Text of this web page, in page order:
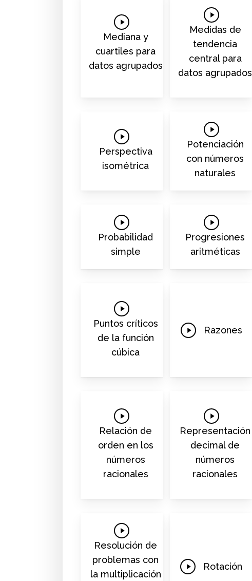
Play
Video
Mediana y
cuartiles para
datos agrupados
Play
Video
Medidas de
tendencia
central para
datos agrupados
Play
Video
Perspectiva
isométrica
Play
Video
Potenciación
con números
naturales
Play
Video
Probabilidad
simple
Play
Video
Progresiones
aritméticas
Play
Video
Puntos críticos
de la función
cúbica
Play
Razones
Play
Video
Relación de
orden en los
números
racionales
Play
Video
Representación
decimal de
números
racionales
Play
Video
Resolución de
problemas con
la multiplicación
Play
Rotación